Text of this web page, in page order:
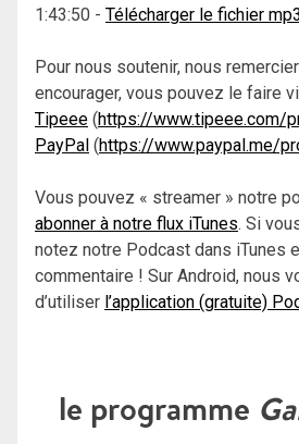
1:43:50 - Télécharger le fichier mp3
Pour nous soutenir, nous
encourager, vous pouvez le faire
Tipeee (https://www.tipeee.com/
PayPal (https://www.paypal.me/
Vous pouvez « streamer » notre
abonner à notre flux iTunes. Si
notez notre Podcast dans iTunes
commentaire ! Sur Android, nous
d’utiliser l’application (gratuite)
le programme